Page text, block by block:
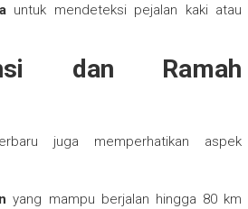
untuk mendeteksi pejalan kaki atau
dan Ramah
juga memperhatikan aspek
yang mampu berjalan hingga 80 km